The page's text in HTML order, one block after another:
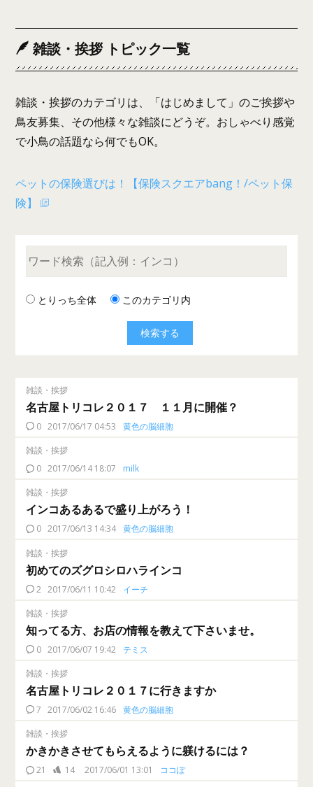
雑談・挨拶 トピック一覧
雑談・挨拶のカテゴリは、「はじめまして」のご挨拶や
鳥友募集、その他様々な雑談にどうぞ。おしゃべり感覚
で小鳥の話題なら何でもOK。
ペットの保険選びは！【保険スクエアbang！/ペット保
険】
とりっち全体 このカテゴリ内
雑談・挨拶
名古屋トリコレ２０１７ １１月に開催？
0 2017/06/17 04:53 黄色の脳細胞
雑談・挨拶
0 2017/06/14 18:07 milk
雑談・挨拶
インコあるあるで盛り上がろう！
0 2017/06/13 14:34 黄色の脳細胞
雑談・挨拶
初めてのズグロシロハラインコ
2 2017/06/11 10:42 イーチ
雑談・挨拶
知ってる方、お店の情報を教えて下さいませ。
0 2017/06/07 19:42 テミス
雑談・挨拶
名古屋トリコレ２０１７に行きますか
7 2017/06/02 16:46 黄色の脳細胞
雑談・挨拶
かきかきさせてもらえるように躾けるには？
21 14 2017/06/01 13:01 ココぽ